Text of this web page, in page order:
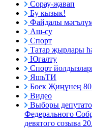
Сорау-җавап
Бу кызык!
Файдалы
Аш-су
Спорт
Татар җырлары
Югалту
Спорт
ЯшьТИ
Бөек Җиңүнең
Видео
Выборы
Федерального
девятого созыва